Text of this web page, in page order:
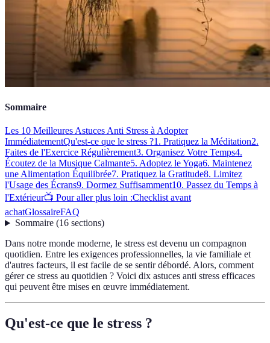
Sommaire
Les 10 Meilleures Astuces Anti Stress à Adopter
ImmédiatementQu'est-ce que le stress ?1. Pratiquez la Méditation2.
Faites de l'Exercice Régulièrement3. Organisez Votre Temps4.
Écoutez de la Musique Calmante5. Adoptez le Yoga6. Maintenez
une Alimentation Équilibrée7. Pratiquez la Gratitude8. Limitez
l'Usage des Écrans9. Dormez Suffisamment10. Passez du Temps à
l'Extérieur📺 Pour aller plus loin :Checklist avant
achatGlossaireFAQ
Sommaire(16 sections)
Dans notre monde moderne, le stress est devenu un compagnon
quotidien. Entre les exigences professionnelles, la vie familiale et
d'autres facteurs, il est facile de se sentir débordé. Alors, comment
gérer ce stress au quotidien ? Voici dix astuces anti stress efficaces
qui peuvent être mises en œuvre immédiatement.
Qu'est-ce que le stress ?